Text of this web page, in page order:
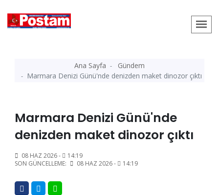
Ana Sayfa
Gündem
Marmara Denizi Günü'nde denizden maket dinozor çıktı
Marmara Denizi Günü'nde
denizden maket dinozor çıktı
08 HAZ 2026 -
14:19
SON GÜNCELLEME:
08 HAZ 2026 - 14:19